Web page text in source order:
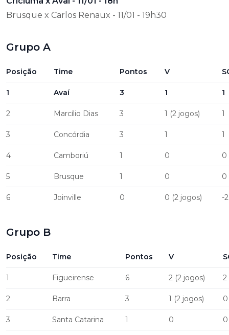
Brusque x Carlos Renaux - 11/01 - 19h30
Grupo A
Posição Time Pontos V
1 Avaí 3 1 1
2 Marcílio Dias 3 1 (2 jogos) 1
3 Concórdia 3 1 1
4 Camboriú 1 0 0
5 Brusque 1 0 0
6 Joinville 0 0 (2 jogos) -2
Grupo B
Posição Time Pontos V
1 Figueirense 6 2 (2 jogos) 2
2 Barra 3 1 (2 jogos) 0
3 Santa Catarina 1 0 0